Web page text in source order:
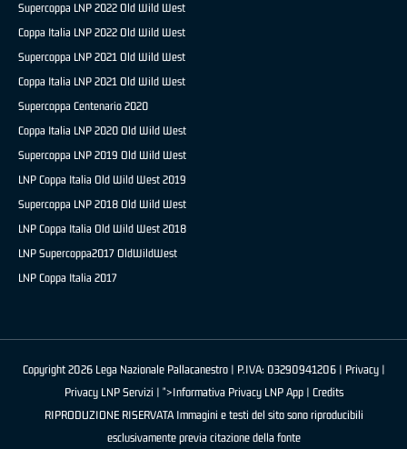
Supercoppa LNP 2022 Old Wild West
Coppa Italia LNP 2022 Old Wild West
Supercoppa LNP 2021 Old Wild West
Coppa Italia LNP 2021 Old Wild West
Supercoppa Centenario 2020
Coppa Italia LNP 2020 Old Wild West
Supercoppa LNP 2019 Old Wild West
LNP Coppa Italia Old Wild West 2019
Supercoppa LNP 2018 Old Wild West
LNP Coppa Italia Old Wild West 2018
LNP Supercoppa2017 OldWildWest
LNP Coppa Italia 2017
Copyright 2026 Lega Nazionale Pallacanestro | P.IVA: 03290941206 | Privacy|
Privacy LNP Servizi | ">Informativa Privacy LNP App | Credits
RIPRODUZIONE RISERVATA Immagini e testi del sito sono riproducibili
esclusivamente previa citazione della fonte